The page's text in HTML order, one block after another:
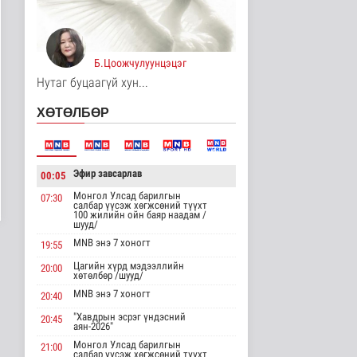
14 цаг 10 минутын өмнө
Хирошимад иргэд
Японы зэвсгийн
экспортын бодлогы..
Дэлхийд
14 цаг 22 минутын өмнө
Трамп Ирантай
шинэ гарц эрэлх..
15 цаг 30 минутын өмнө
Европ даяар хэт халалт
эрчимжиж байна
Дэлхийд
Голууд үертэй байна
15 цаг 56 минутын өмнө
Б.Цоожчулуунцэцэг
Нутаг буцаагүй хун...
ХӨТӨЛБӨР
00:05 Эфир завсарлав
07:30
Монгол Улсад барилгын
салбар үүсэж хөгжсөний түүхт
100 жилийн ойн баяр наадам /
шууд/
19:55
MNB энэ 7 хоногт
20:00
Цагийн хүрд мэдээллийн
хөтөлбөр /шууд/
20:40
MNB энэ 7 хоногт
20:45
"Хавдрын эсрэг үндэсний
аян-2026"
21:00
Монгол Улсад барилгын
салбар үүсэж хөгжсөний түүхт